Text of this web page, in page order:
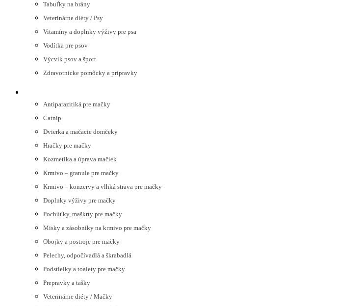
Tabuľky na brány
Veterinárne diéty / Psy
Vitamíny a doplnky výživy pre psa
Vodítka pre psov
Výcvik psov a šport
Zdravotnícke pomôcky a prípravky
Antiparazitiká pre mačky
Catnip
Dvierka a mačacie domčeky
Hračky pre mačky
Kozmetika a úprava mačiek
Krmivo – granule pre mačky
Krmivo – konzervy a vlhká strava pre mačky
Doplnky výživy pre mačky
Pochúťky, maškrty pre mačky
Misky a zásobníky na krmivo pre mačky
Obojky a postroje pre mačky
Pelechy, odpočívadlá a škrabadlá
Podstielky a toalety pre mačky
Prepravky a tašky
Veterinárne diéty / Mačky